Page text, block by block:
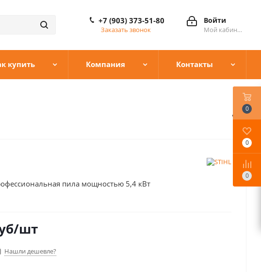
Войти
Мой кабинет
+7 (903) 373-51-80
Заказать звонок
купить Компания Контакты
пила мощностью 5,4 кВт
/шт
Нашли дешевле?
0
0
0